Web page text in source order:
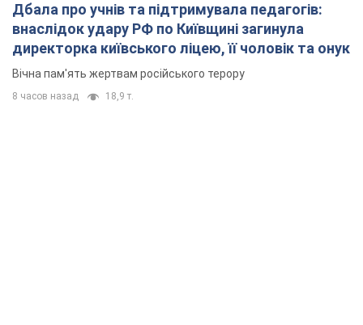
Дбала про учнів та підтримувала педагогів:
внаслідок удару РФ по Київщині загинула
директорка київського ліцею, її чоловік та онук
Вічна пам'ять жертвам російського терору
8 часов назад 18,9 т.